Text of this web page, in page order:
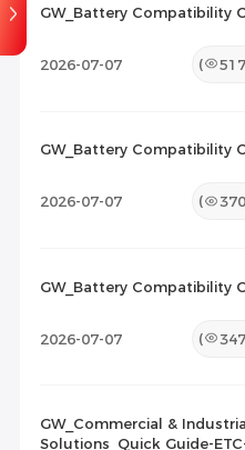
GW_Battery Compatibility
2026-07-07 (
GW_Battery Compatibility
2026-07-07 (
GW_Battery Compatibility
2026-07-07 (
GW_Commercial &
Solutions_Quick Guide-